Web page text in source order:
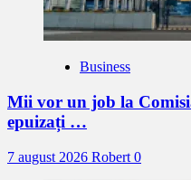
Business
Mii vor un job la
epuizați …
7 august 2026 Robert 0